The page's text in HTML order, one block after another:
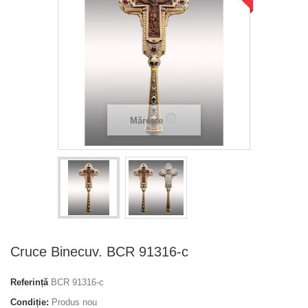
Mărește
Cruce Binecuv. BCR 91316-c
Referință BCR 91316-c
Condiție: Produs nou